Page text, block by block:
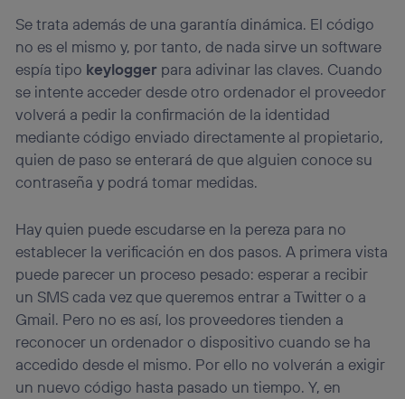
Se trata además de una garantía dinámica. El código
no es el mismo y, por tanto, de nada sirve un software
espía tipo keylogger para adivinar las claves. Cuando
se intente acceder desde otro ordenador el proveedor
volverá a pedir la confirmación de la identidad
mediante código enviado directamente al propietario,
quien de paso se enterará de que alguien conoce su
contraseña y podrá tomar medidas.
Hay quien puede escudarse en la pereza para no
establecer la verificación en dos pasos. A primera vista
puede parecer un proceso pesado: esperar a recibir
un SMS cada vez que queremos entrar a Twitter o a
Gmail. Pero no es así, los proveedores tienden a
reconocer un ordenador o dispositivo cuando se ha
accedido desde el mismo. Por ello no volverán a exigir
un nuevo código hasta pasado un tiempo. Y, en